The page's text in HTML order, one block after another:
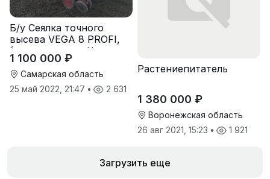
Б/у Сеялка точного
высева VEGA 8 PROFI,
(производство Червона
Зирка), 2016 г, в
отличном состоянии
1 100 000 ₽
Самарская область
25 май 2022, 21:47 • 2 631
Растениепитатель
1 380 000 ₽
Воронежская область
26 авг 2021, 15:23 • 1 921
Загрузить еще